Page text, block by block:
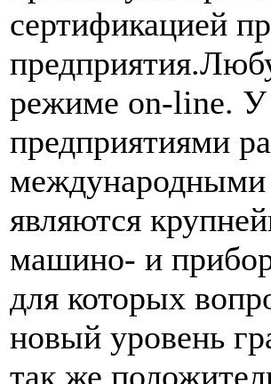
сертификацией
режиме on-line. У
предприятиями
международными
являются
машино- и
для которых
новый уровень
так же